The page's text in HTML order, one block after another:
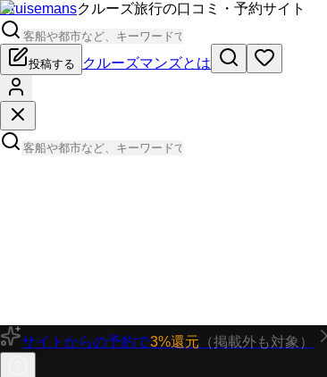
Cruisemansクルーズ旅行の口コミ・予約サイト
投稿する クルーズマンズとは
サイトからの予約で3%還元 （掲載外も対象）